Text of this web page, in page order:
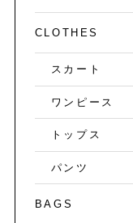
CLOTHES
スカート
ワンピース
トップス
パンツ
BAGS